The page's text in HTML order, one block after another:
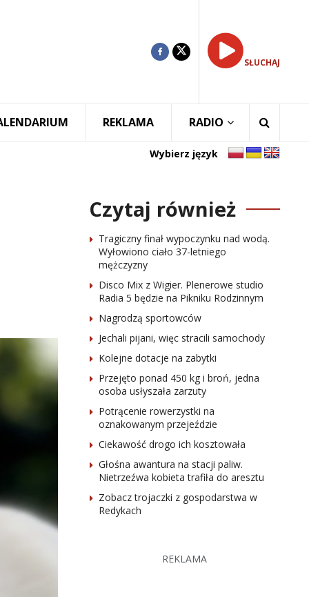
SŁUCHAJ
REKLAMA RADIO
Wybierz język
Czytaj również
Tragiczny finał wypoczynku nad wodą.
Wyłowiono ciało 37-letniego
mężczyzny
Disco Mix z Wigier. Plenerowe studio
Radia 5 będzie na Pikniku Rodzinnym
Nagrodzą sportowców
Jechali pijani, więc stracili samochody
Kolejne dotacje na zabytki
Przejęto ponad 450 kg i broń, jedna
osoba usłyszała zarzuty
Potrącenie rowerzystki na
oznakowanym przejeździe
Ciekawość drogo ich kosztowała
Głośna awantura na stacji paliw.
Nietrzeźwa kobieta trafiła do aresztu
Zobacz trojaczki z gospodarstwa w
Redykach
REKLAMA